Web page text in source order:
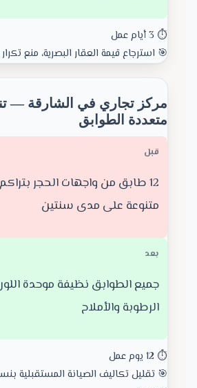
⏱️ 3 أيام عمل
🎯 استرجاع قيمة العقار البصرية، منع
مركز تجاري في الشارقة —
متعددة الطوابق
قبل
12 طابق من واجهات الحجر
متنوعة على مدى سنتين
بعد
جميع الطوابق نظيفة موحدة
الرطوبة والأملاح
⏱️ 12 يوم عمل